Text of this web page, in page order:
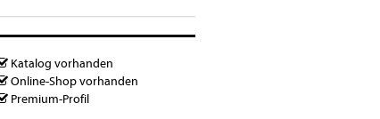
Katalog vorhanden
Online-Shop vorhanden
Premium-Profil